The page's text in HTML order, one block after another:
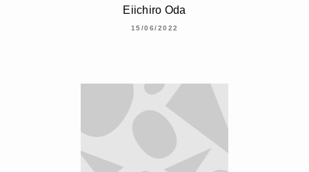
Eiichiro Oda
15/06/2022